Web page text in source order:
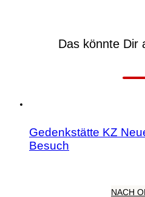
Das könnte Dir
Gedenkstätte KZ
Besuch
NACH